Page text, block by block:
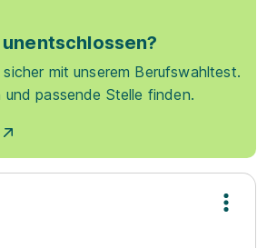
mit unserem Berufswahltest.
und passende Stelle finden.